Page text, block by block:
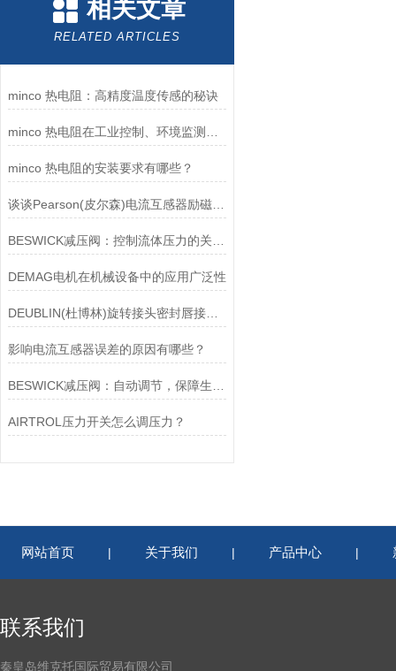
相关文章
RELATED ARTICLES
minco 热电阻：高精度温度传感的秘诀
minco 热电阻的安装要求有哪些？
谈谈Pearson(皮尔森)电流互感器励磁特性试验的目的
DEMAG电机在机械设备中的应用广泛性
DEUBLIN(杜博林)旋转接头密封唇接觖宽度和负载
影响电流互感器误差的原因有哪些？
AIRTROL压力开关怎么调压力？
网站首页 | 关于我们 | 产品中心 |
联系我们
秦皇岛维克托国际贸易有限公司